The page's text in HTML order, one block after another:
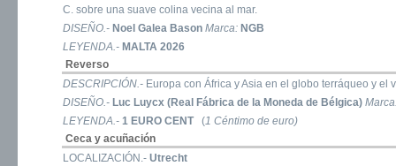
C. sobre una suave colina vecina al mar.
DISEÑO.- Noel Galea Bason Marca: NGB
LEYENDA.- MALTA 2026
Reverso
DESCRIPCIÓN.- Europa con África y Asia en el globo terráqueo y el
DISEÑO.- Luc Luycx (Real Fábrica de la Moneda de Bélgica)
LEYENDA.- 1 EURO CENT(1 Céntimo de euro)
Ceca y acuñación
LOCALIZACIÓN.- Utrecht